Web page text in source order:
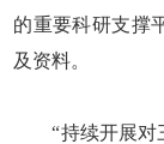
的重要科研支撑
及资料。
“持续开展对三